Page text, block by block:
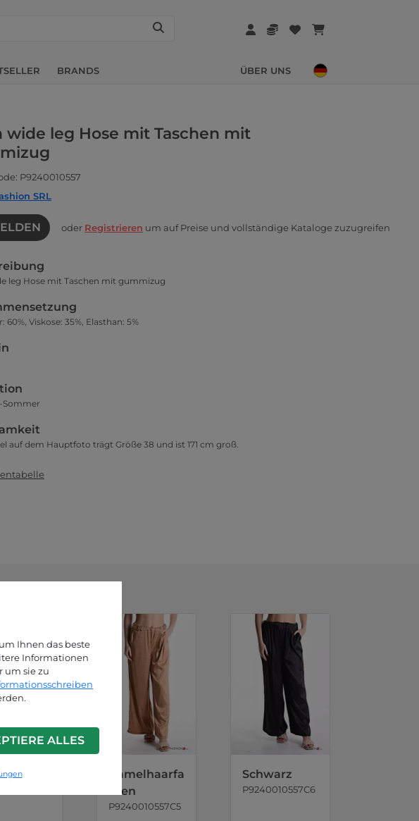
Ihnen das beste
Informationen
um sie zu
ALLES
BRANDS ÜBER UNS
wide leg Hose mit Taschen mit
P9240010557
SRL
oder Registrieren um auf Preise und vollständige Kataloge zuzugreifen
leg Hose mit Taschen mit gummizug
60%, Viskose: 35%, Elasthan: 5%
Sommer
auf dem Hauptfoto trägt Größe 38 und ist 171 cm groß.
Kamelhaarfa
rben
P9240010557C5
Schwarz
P9240010557C6